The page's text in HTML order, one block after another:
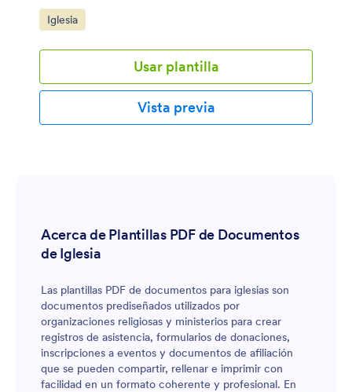
Ir a Categoría:
Iglesia
Usar plantilla
Vista previa
Acerca de Plantillas PDF de Documentos
de Iglesia
Las plantillas PDF de documentos para iglesias son
documentos prediseñados utilizados por
organizaciones religiosas y ministerios para crear
registros de asistencia, formularios de donaciones,
inscripciones a eventos y documentos de afiliación
que se pueden compartir, rellenar e imprimir con
facilidad en un formato coherente y profesional. En